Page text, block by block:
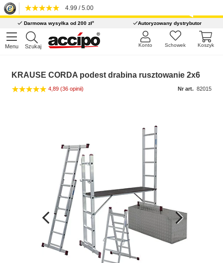
4.99 / 5.00
Darmowa wysyłka od 200 zł* Autoryzowany dystrybutor
Menu Szukaj Koszyk
Schowek
Konto
KRAUSE CORDA podest drabina rusztowanie 2x6
4,89 (36 opinii) Nr art. 82015
Wcześniejsza
strona
Następne